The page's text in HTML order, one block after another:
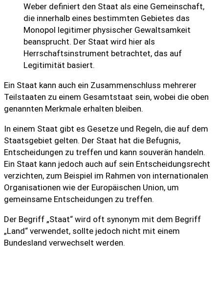
Weber definiert den Staat als eine Gemeinschaft,
die innerhalb eines bestimmten Gebietes das
Monopol legitimer physischer Gewaltsamkeit
beansprucht. Der Staat wird hier als
Herrschaftsinstrument betrachtet, das auf
Legitimität basiert.
Ein Staat kann auch ein Zusammenschluss mehrerer
Teilstaaten zu einem Gesamtstaat sein, wobei die oben
genannten Merkmale erhalten bleiben.
In einem Staat gibt es Gesetze und Regeln, die auf dem
Staatsgebiet gelten. Der Staat hat die Befugnis,
Entscheidungen zu treffen und kann souverän handeln.
Ein Staat kann jedoch auch auf sein Entscheidungsrecht
verzichten, zum Beispiel im Rahmen von internationalen
Organisationen wie der Europäischen Union, um
gemeinsame Entscheidungen zu treffen.
Der Begriff „Staat“ wird oft synonym mit dem Begriff
„Land“ verwendet, sollte jedoch nicht mit einem
Bundesland verwechselt werden.